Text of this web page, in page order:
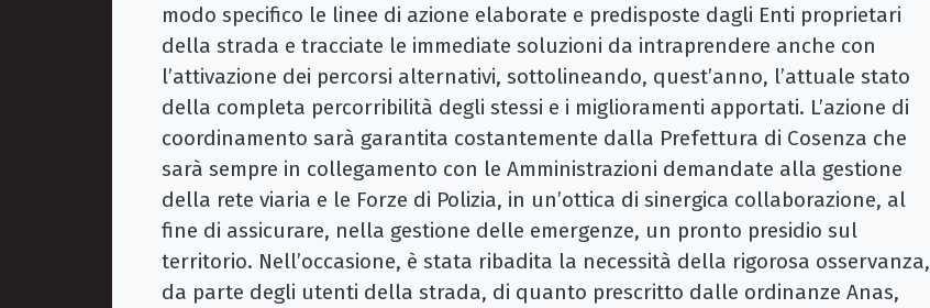
modo specifico le linee di azione elaborate e predisposte dagli Enti proprietari
della strada e tracciate le immediate soluzioni da intraprendere anche con
l’attivazione dei percorsi alternativi, sottolineando, quest’anno, l’attuale stato
della completa percorribilità degli stessi e i miglioramenti apportati. L’azione di
coordinamento sarà garantita costantemente dalla Prefettura di Cosenza che
sarà sempre in collegamento con le Amministrazioni demandate alla gestione
della rete viaria e le Forze di Polizia, in un’ottica di sinergica collaborazione, al
fine di assicurare, nella gestione delle emergenze, un pronto presidio sul
territorio. Nell’occasione, è stata ribadita la necessità della rigorosa osservanza,
da parte degli utenti della strada, di quanto prescritto dalle ordinanze Anas,